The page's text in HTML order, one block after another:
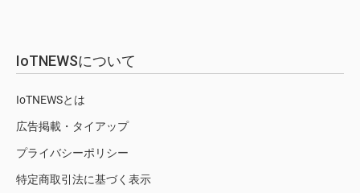
IoTNEWSについて
IoTNEWSとは
広告掲載・タイアップ
プライバシーポリシー
特定商取引法に基づく表示